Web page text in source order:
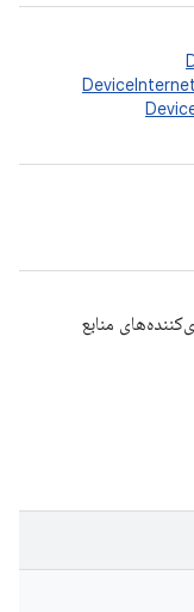
منابع